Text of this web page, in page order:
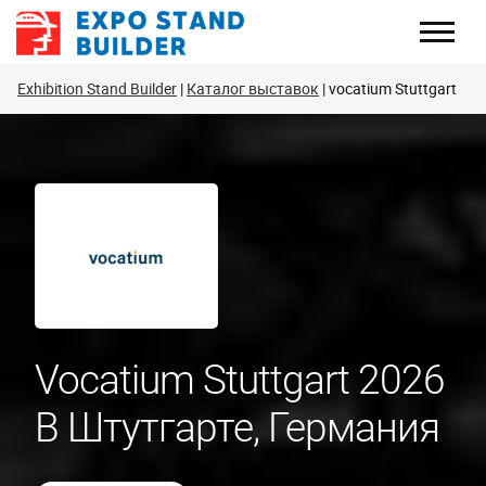
Перейти
Exhibition Stand Builder Каталог выставок vocatium Stuttgart
Vocatium Stuttgart 2026
В Штутгарте, Германия